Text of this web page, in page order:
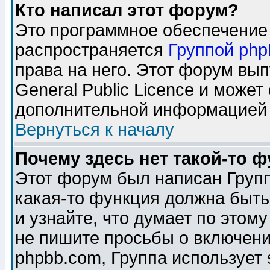
Кто написал этот форум?
Это программное
распространяется Группой
права на него. Этот форум
General Public Licence и может
дополнительной
Вернуться к началу
Почему здесь нет такой-то
Этот форум был написан
какая-то функция должна
и узнайте, что думает по
не пишите просьбы о
phpbb.com, Группа